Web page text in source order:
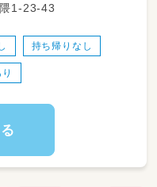
助
の保育
た！」という喜びを大
長に寄り添い、自主性
1-23-43
持ち帰りなし